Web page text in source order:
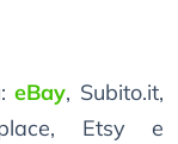
:eBay, Subito.it,
Etsy e